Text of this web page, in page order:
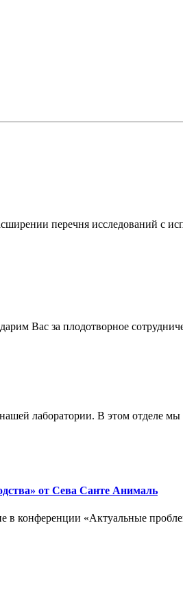
перечня исследований с
Вас за плодотворное
лаборатории. В этом отделе
от Сева Санте Анималь
в конференции «Актуальные